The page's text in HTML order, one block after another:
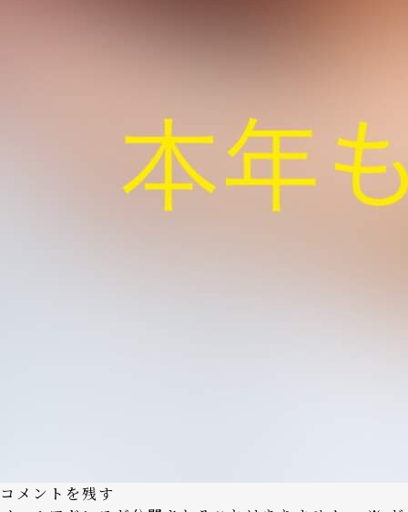
コメントを残す